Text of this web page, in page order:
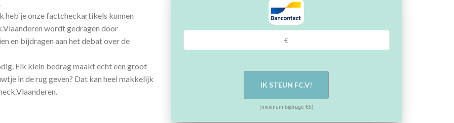
heb je onze factcheckartikels kunnen
wordt gedragen door
en bijdragen aan het debat over de
Elk klein bedrag maakt echt een groot
in de rug geven? Dat kan heel makkelijk
IK STEUN FC.V!
(minimum bijdrage €5)